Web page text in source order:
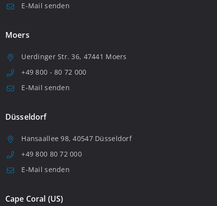
E-Mail senden
Moers
Uerdinger Str. 36, 47441 Moers
+49 800 - 80 72 000
E-Mail senden
Düsseldorf
Hansaallee 98, 40547 Düsseldorf
+49 800 80 72 000
E-Mail senden
Cape Coral (US)